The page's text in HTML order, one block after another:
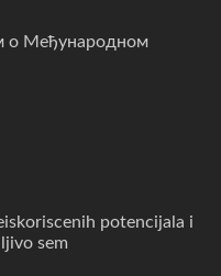
о Међународном
potencijala i
sem